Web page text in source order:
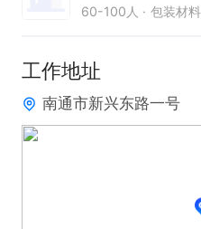
2 有仓管工作经验优先；
只需两步，轻松找工作：
电话。联系时请说在【通
60-100人 包装材
工作地址
南通市新兴东路一号